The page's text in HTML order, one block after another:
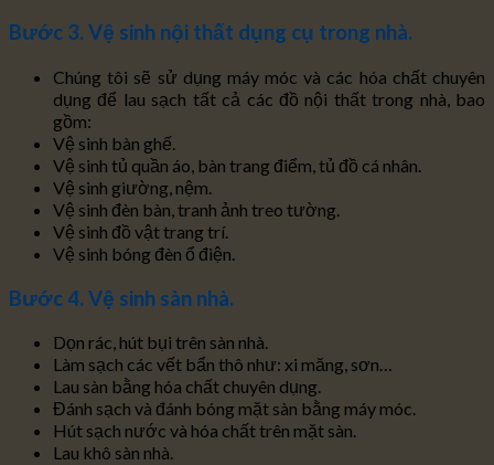
Bước 3. Vệ sinh nội thất dụng cụ trong nhà.
Chúng tôi sẽ sử dụng máy móc và các hóa chất chuyên
dụng để lau sạch tất cả các đồ nội thất trong nhà, bao
gồm:
Vệ sinh bàn ghế.
Vệ sinh tủ quần áo, bàn trang điểm, tủ đồ cá nhân.
Vệ sinh giường, nệm.
Vệ sinh đèn bàn, tranh ảnh treo tường.
Vệ sinh đồ vật trang trí.
Vệ sinh bóng đèn ổ điện.
Bước 4. Vệ sinh sàn nhà.
Dọn rác, hút bụi trên sàn nhà.
Làm sạch các vết bẩn thô như: xi măng, sơn…
Lau sàn bằng hóa chất chuyên dụng.
Đánh sạch và đánh bóng mặt sàn bằng máy móc.
Hút sạch nước và hóa chất trên mặt sàn.
Lau khô sàn nhà.